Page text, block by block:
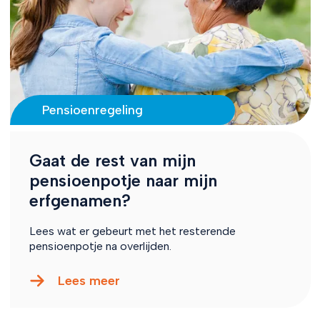
Pensioenregeling
Gaat de rest van mijn
pensioenpotje naar mijn
erfgenamen?
Lees wat er gebeurt met het resterende
pensioenpotje na overlijden.
Lees meer